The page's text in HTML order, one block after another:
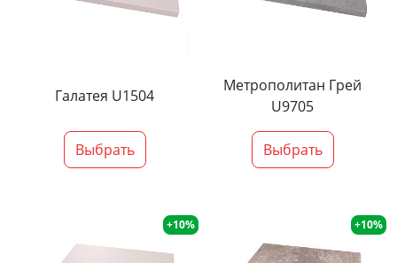
Галатея U1504
Выбрать
Метрополитан Грей
U9705
Выбрать
+10% +10%